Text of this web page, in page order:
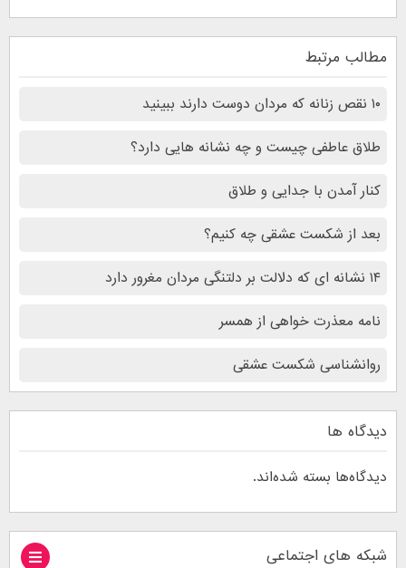
مطالب مرتبط
۱۰ نقص زنانه که مردان دوست دارند ببینید
طلاق عاطفی چیست و چه نشانه هایی دارد؟
کنار آمدن با جدایی و طلاق
بعد از شکست عشقی چه کنیم؟
۱۴ نشانه ای که دلالت بر دلتنگی مردان مغرور دارد
نامه معذرت خواهی از همسر
روانشناسی شکست عشقی
دیدگاه ها
دیدگاه‌ها بسته شده‌اند.
شبکه های اجتماعی